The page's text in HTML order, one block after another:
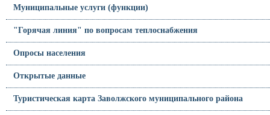
Муниципальные услуги (функции)
"Горячая линия" по вопросам теплоснабжения
Опросы населения
Открытые данные
Туристическая карта Заволжского муниципального района